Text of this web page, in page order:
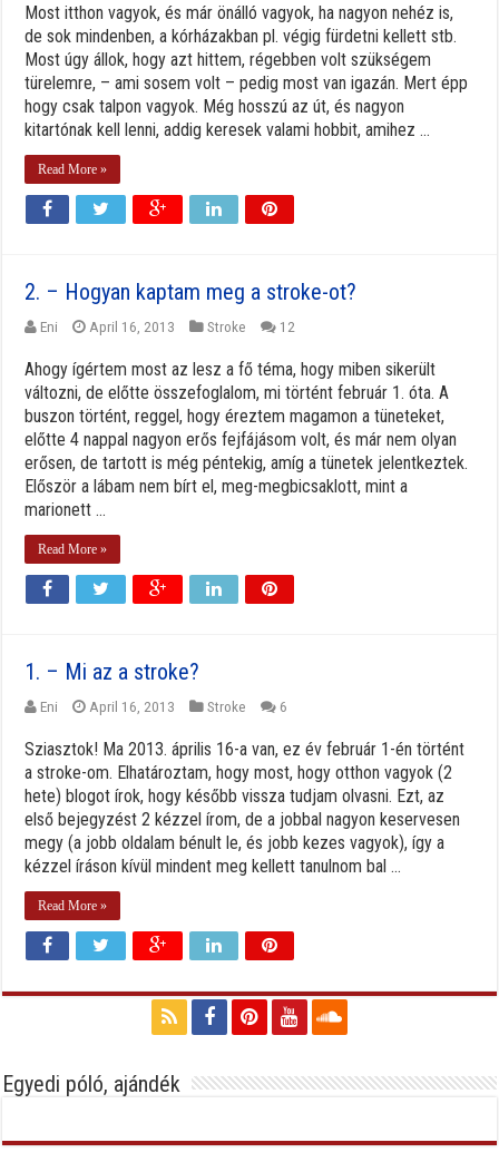
Most itthon vagyok, és már önálló vagyok, ha nagyon nehéz is,
de sok mindenben, a kórházakban pl. végig fürdetni kellett stb.
Most úgy állok, hogy azt hittem, régebben volt szükségem
türelemre, – ami sosem volt – pedig most van igazán. Mert épp
hogy csak talpon vagyok. Még hosszú az út, és nagyon
kitartónak kell lenni, addig keresek valami hobbit, amihez ...
Read More »
2. – Hogyan kaptam meg a stroke-ot?
Eni April 16, 2013 Stroke 12
Ahogy ígértem most az lesz a fő téma, hogy miben sikerült
változni, de előtte összefoglalom, mi történt február 1. óta. A
buszon történt, reggel, hogy éreztem magamon a tüneteket,
előtte 4 nappal nagyon erős fejfájásom volt, és már nem olyan
erősen, de tartott is még péntekig, amíg a tünetek jelentkeztek.
Először a lábam nem bírt el, meg-megbicsaklott, mint a
marionett ...
Read More »
1. – Mi az a stroke?
Eni April 16, 2013 Stroke 6
Sziasztok! Ma 2013. április 16-a van, ez év február 1-én történt
a stroke-om. Elhatároztam, hogy most, hogy otthon vagyok (2
hete) blogot írok, hogy később vissza tudjam olvasni. Ezt, az
első bejegyzést 2 kézzel írom, de a jobbal nagyon keservesen
megy (a jobb oldalam bénult le, és jobb kezes vagyok), így a
kézzel íráson kívül mindent meg kellett tanulnom bal ...
Read More »
Egyedi póló, ajándék